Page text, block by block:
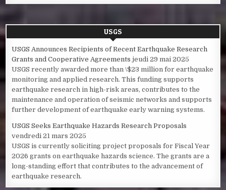
USGS
USGS Announces Recipients of Recent Earthquake Research
Grants and Cooperative Agreements jeudi 29 mai 2025
USGS recently awarded more than \$23 million for earthquake
monitoring and applied research. This funding supports
earthquake research in high-risk areas, contributes to the
maintenance and operation of seismic networks and supports
further development of earthquake early warning systems.
USGS Seeks Earthquake Hazards Research Proposals
vendredi 21 mars 2025
USGS is currently soliciting project proposals for Fiscal Year
2026 grants on earthquake hazards science. The grants are a
long-standing effort that contributes to the advancement of
earthquake research.